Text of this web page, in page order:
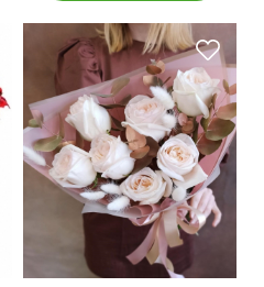
С позолоченным
эвкалиптом